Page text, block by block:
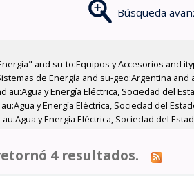
Búsqueda
and su-to:Equipos y Accesorios and
de Energía and su-geo:Argentina and
y Energía Eléctrica, Sociedad del
y Energía Eléctrica, Sociedad del
y Energía Eléctrica, Sociedad del
4 resultados.